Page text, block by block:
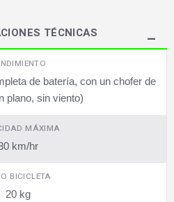
TÉCNICAS
de batería, con un chofer de
plano, sin viento)
MÁXIMA
km/hr
BICICLETA
20 kg